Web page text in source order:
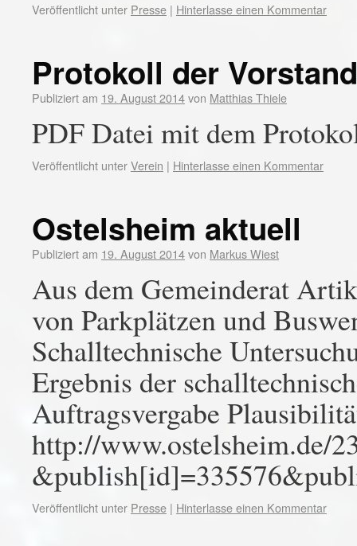
Veröffentlicht unter Presse | Hinterlasse einen Kommentar
Protokoll der
Publiziert am 19. August 2014von Matthias Thiele
PDF Datei mit dem
Veröffentlicht unterVerein | Hinterlasse einen Kommentar
Ostelsheim aktuell
Publiziert am 19. August 2014von Markus Wiest
Aus dem Gemeinderat
von Parkplätzen und
Schalltechnische
Ergebnis der
Auftragsvergabe
http://www.ostelsheim.de/
Veröffentlicht unter Presse | Hinterlasse einen Kommentar